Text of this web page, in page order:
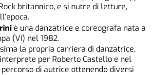
britannico, e si nutre di letture,
è una danzatrice e coreografa nata a
(VI) nel 1982.
la propria carriera di danzatrice,
per Roberto Castello e nel
di autrice ottenendo diversi